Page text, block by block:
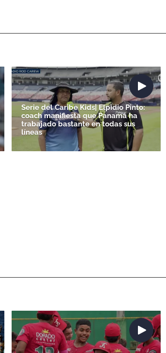
Serie del Caribe Kids| Elpidio Pinto:
coach manifiesta que Panamá ha
trabajado bastante en todas sus
líneas